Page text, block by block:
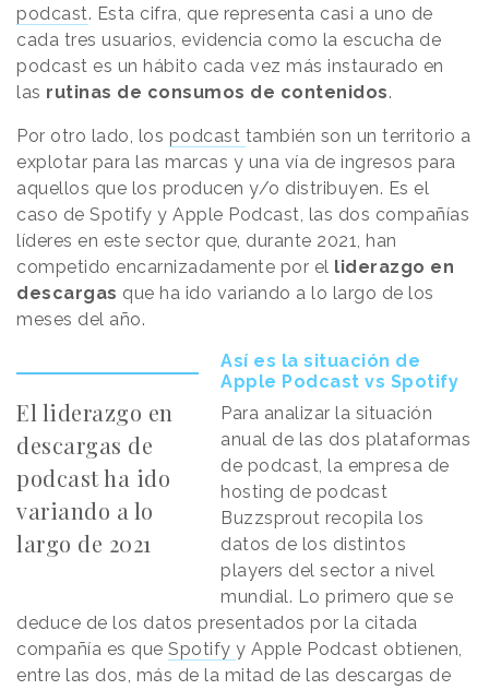
podcast. Esta cifra, que representa casi a uno de
cada tres usuarios, evidencia como la escucha de
podcast es un hábito cada vez más instaurado en
las rutinas de consumos de contenidos.
Por otro lado, los podcast también son un territorio a
explotar para las marcas y una vía de ingresos para
aquellos que los producen y/o distribuyen. Es el
caso de Spotify y Apple Podcast, las dos compañías
líderes en este sector que, durante 2021, han
competido encarnizadamente por el liderazgo en
descargas que ha ido variando a lo largo de los
meses del año.
El liderazgo en
descargas de
podcast ha ido
variando a lo
largo de 2021
Así es la situación de
Apple Podcast vs Spotify
Para analizar la situación
anual de las dos plataformas
de podcast, la empresa de
hosting de podcast
Buzzsprout recopila los
datos de los distintos
players del sector a nivel
mundial. Lo primero que se
deduce de los datos presentados por la citada
compañía es que Spotify y Apple Podcast obtienen,
entre las dos, más de la mitad de las descargas de